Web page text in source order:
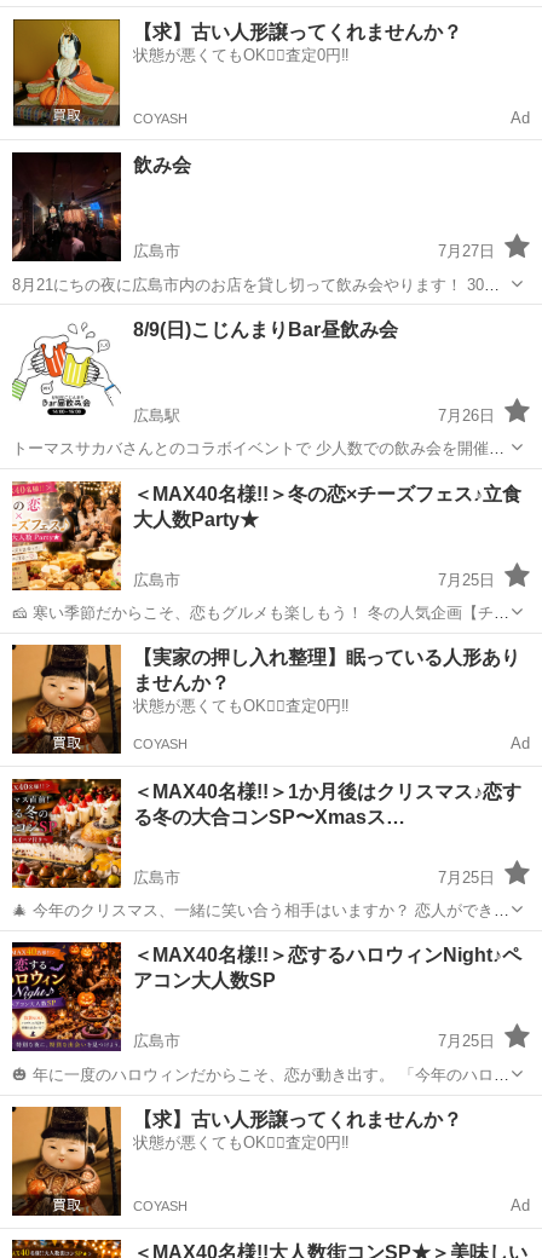
奇跡の出会い♪新しい時代 自宅に居ながら安全安心お気軽に婚活しま
せんか？ 8月3日（月）21時～★月1特別企画★【今年こそ結婚したい
方限定】ZOOM...
広島 広島市 パーティー カップル
【求】古い人形譲ってくれませんか？
状態が悪くてもOK🙆‍♀️査定0円‼️
COYASH Ad
飲み会
広島市
7月27日
8月21にちの夜に広島市内のお店を貸し切って飲み会やります！ 30〜
50人ほど集まる予定です！ お酒が好きな方や、人脈増やしたい方など
是非遊びに来てください☺️20代から35歳までお願いします🙏 開催日な
どはお気軽にお問い...
パーティー 飲み会
8/9(日)こじんまりBar昼飲み会
広島駅
7月26日
トーマスサカバさんとのコラボイベントで 少人数での飲み会を開催し
ます。 開催日時：8/9(日) 14:00～16:00 開催場所：トーマスとサカバ
店舗住所：広島市中区流川町4-16フレイヤビル1階 参加費...
広島 広島市 パーティー 昼飲み
＜MAX40名様!!＞冬の恋×チーズフェス♪立食
大人数Party★
広島市
7月25日
🧀 寒い季節だからこそ、恋もグルメも楽しもう！ 冬の人気企画【チー
ズフェス恋活】が今年も開催✨ 会場には、とろ～り濃厚なチーズグル
メが勢ぞろい！ チーズ好き同士だからこそ話題も広がりやすく、「お
すすめは？」...
広島 広島市 パーティー 会場
【実家の押し入れ整理】眠っている人形あり
ませんか？
状態が悪くてもOK🙆‍♀️査定0円‼️
COYASH Ad
＜MAX40名様!!＞1か月後はクリスマス♪恋す
る冬の大合コンSP〜Xmasス…
広島市
7月25日
🎄 今年のクリスマス、一緒に笑い合う相手はいますか？ 恋人ができる
と、冬はもっと楽しくなる。 イルミネーションを見に行ったり、プレ
ゼントを選んだり、何気ない時間まで特別になる季節です✨ そこで今
回は【32歳...
広島 広島市 パーティー スイーツ
＜MAX40名様!!＞恋するハロウィンNight♪ペ
アコン大人数SP
広島市
7月25日
🎃 年に一度のハロウィンだからこそ、恋が動き出す。 「今年のハロウ
ィンは、誰と過ごしますか？」 せっかくのイベントシーズン、一人で
過ごすのはもったいない！ 今回は【最大40名様】の大人数ハロウィン
Party...
広島 広島市 パーティー
【求】古い人形譲ってくれませんか？
状態が悪くてもOK🙆‍♀️査定0円‼️
COYASH Ad
＜MAX40名様!!大人数街コンSP★＞美味しい